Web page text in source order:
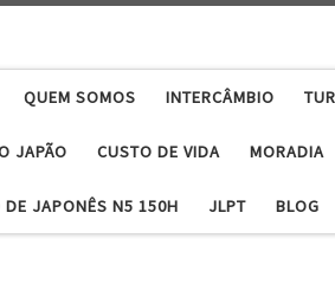
QUEM SOMOS INTERCÂMBIO
JAPÃO CUSTO DE VIDA MORADIA
DE JAPONÊS N5 150H JLPT BLOG